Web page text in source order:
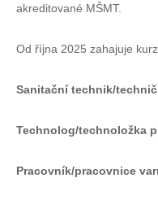
akreditované MŠMT.
Od října 2025 zahajuje
Sanitační technik/
Technolog/technoložka
Pracovník/pracovnice